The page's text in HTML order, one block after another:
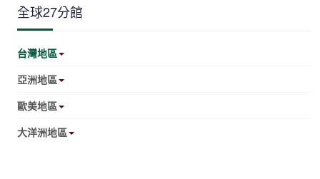
全球27分館
台灣地區
亞洲地區
歐美地區
大洋洲地區